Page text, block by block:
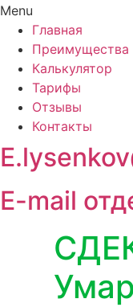
Menu
Главная
Преимущества
Калькулятор
Тарифы
Отзывы
Контакты
E-mail